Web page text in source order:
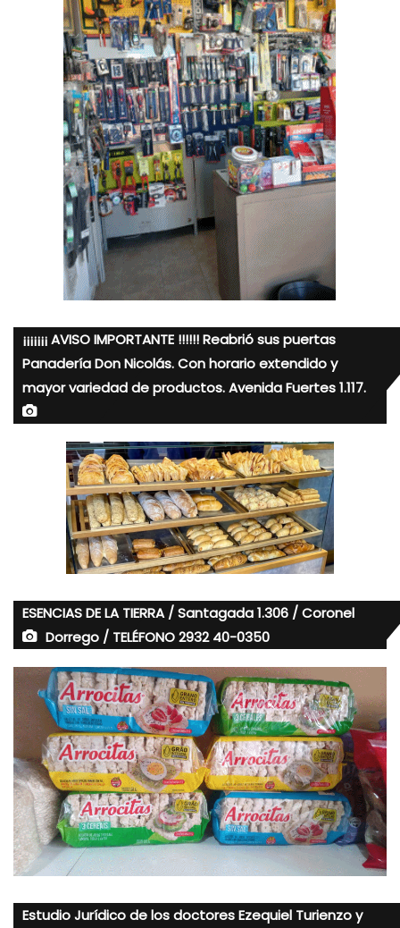
¡¡¡¡¡¡¡ AVISO IMPORTANTE !!!!!! Reabrió sus puertas
Panadería Don Nicolás. Con horario extendido y
mayor variedad de productos. Avenida Fuertes 1.117.
ESENCIAS DE LA TIERRA / Santagada 1.306 / Coronel
Dorrego / TELÉFONO 2932 40-0350
Estudio Jurídico de los doctores Ezequiel Turienzo y